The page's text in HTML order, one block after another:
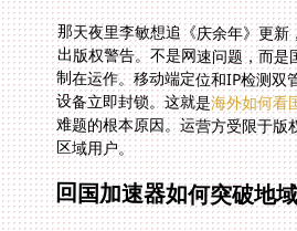
那天夜里李敏想追《庆余年》更新
出版权警告。不是网速问题，而是
制在运作。移动端定位和IP检测双
设备立即封锁。这就是海外如何看
区域用户。
回国加速器如何突破地